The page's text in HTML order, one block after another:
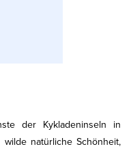
der Kykladeninseln in
natürliche Schönheit,